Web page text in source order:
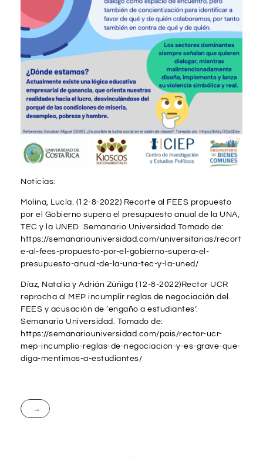
Noticias:
Molina, Lucía. (12-8-2022) Recorte al FEES propuesto
por el Gobierno supera el presupuesto anual de la UNA,
TEC y la UNED. Semanario Universidad Tomado de:
https://semanariouniversidad.com/universitarias/recort
e-al-fees-propuesto-por-el-gobierno-supera-el-
presupuesto-anual-de-la-una-tec-y-la-uned/
Díaz, Natalia y Adrián Zúñiga (12-8-2022)Rector UCR
reprocha al MEP incumplir reglas de negociación del
FEES y acusación de ‘engaño a estudiantes’.
Semanario Universidad. Tomado de:
https://semanariouniversidad.com/pais/rector-ucr-
mep-incumplio-reglas-de-negociacion-y-es-grave-que-
diga-mentimos-a-estudiantes/